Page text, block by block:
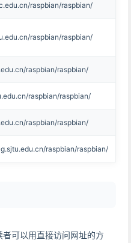
raspbian/raspbian/
raspbian/raspbian/
raspbian/raspbian/
raspbian/raspbian/
raspbian/raspbian/
raspbian/raspbian/
可以用直接访问网址的方